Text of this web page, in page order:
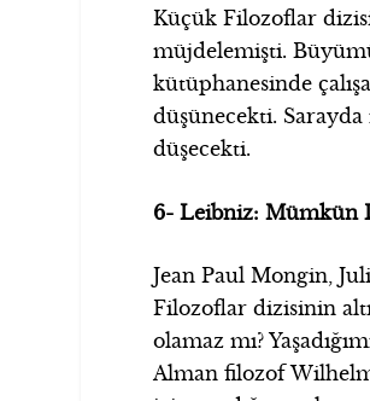
Küçük Filozoflar
müjdelemişti.
kütüphanesinde
düşünecekti. Sarayda
düşecekti.
6- Leibniz: Mümkün
Jean Paul Mongin,
Filozoflar dizisinin
olamaz mı?
Alman filozof